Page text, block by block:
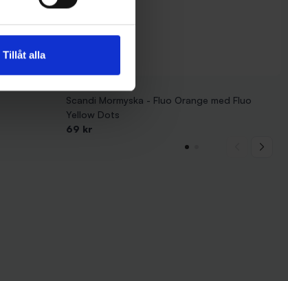
Tillåt alla
Scandi Mormyska - Fluo Orange med Fluo
Yellow Dots
69 kr